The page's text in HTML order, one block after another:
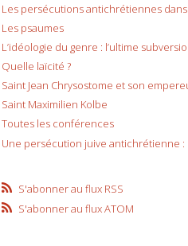
Les persécutions antichrétiennes
Les psaumes
L’idéologie du genre : l’ultime
Quelle laïcité ?
Saint Jean Chrysostome et son
Saint Maximilien Kolbe
Toutes les conférences
Une persécution juive antichrétienne
S'abonner au flux RSS
S'abonner au flux ATOM